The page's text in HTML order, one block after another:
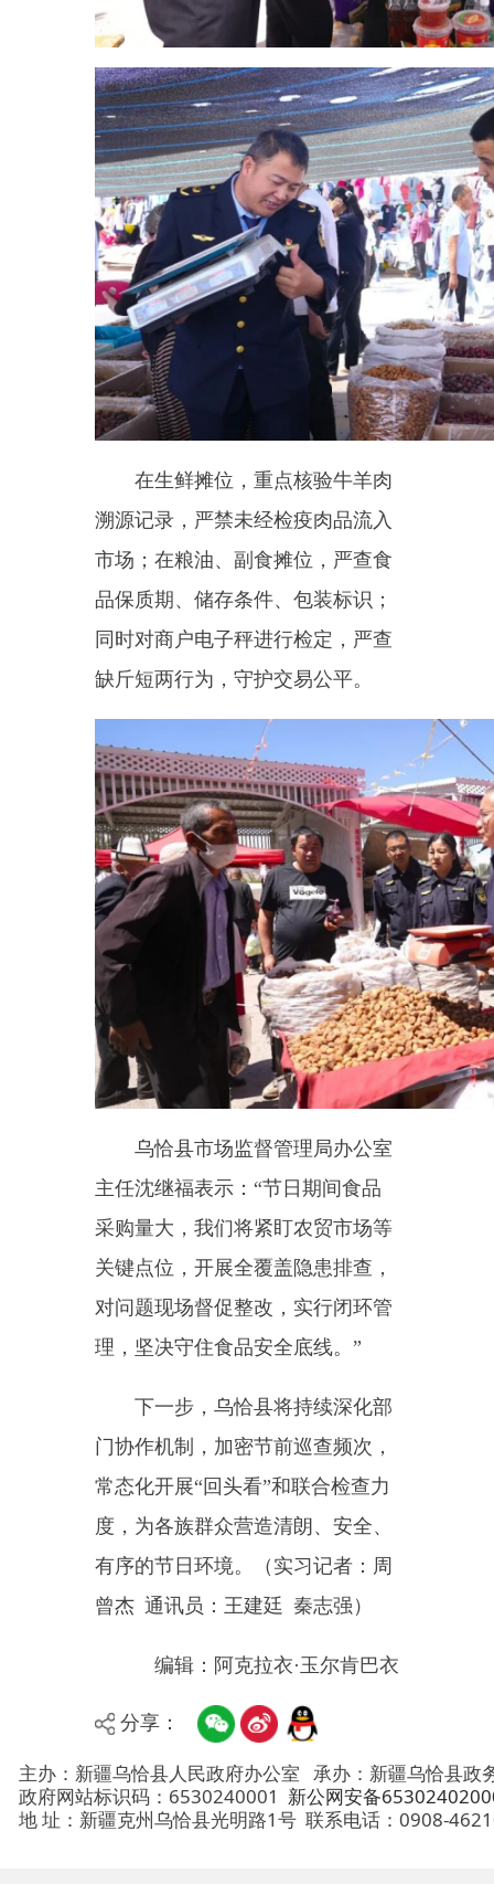
缺斤短两行为，守护交易公平。
乌恰县市场监督管理局办公室
主任沈继福表示：“节日期间食品
采购量大，我们将紧盯农贸市场等
理，坚决守住食品安全底线。”
下一步，乌恰县将持续深化部
和联合检查力
度，为各族群众营造清朗、安全、
有序的节日环境。（实习记者：周
曾杰通讯员：王建廷秦志强）
编辑：阿克拉衣·玉尔肯巴衣
分享：
主办：新疆乌恰县人民政府办公室承办：新疆乌恰县政务服务
政府网站标识码：6530240001新公网安备65302402000101号
地 址：新疆克州乌恰县光明路1号联系电话：0908-4621030法